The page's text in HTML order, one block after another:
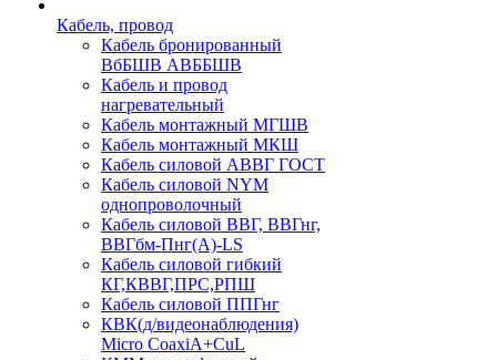
Кабель, провод
Кабель бронированный
ВбБШВ АВББШВ
Кабель и провод
нагревательный
Кабель монтажный МГШВ
Кабель монтажный МКШ
Кабель силовой АВВГ ГОСТ
Кабель силовой NYM
однопроволочный
Кабель силовой ВВГ, ВВГнг,
ВВГбм-Пнг(А)-LS
Кабель силовой гибкий
КГ,КВВГ,ПРС,РПШ
Кабель силовой ППГнг
КВК(д/видеонаблюдения)
Micro CoaxiA+CuL